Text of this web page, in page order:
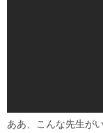
ああ、こんな先生が